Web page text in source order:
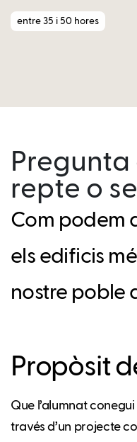
entre 35 i 50 hores
Pregunta
repte o
Com podem
els edificis
nostre poble
Propòsit
Que l’alumnat
través d’un projecte